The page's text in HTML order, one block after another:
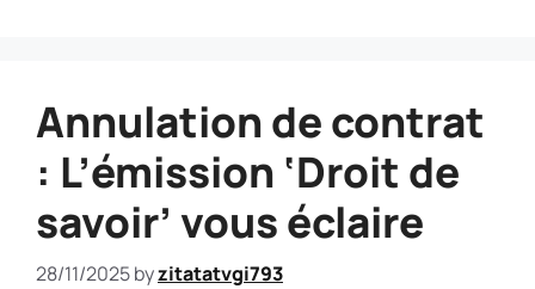
Annulation de contrat
: L’émission ‘Droit de
savoir’ vous éclaire
28/11/2025byzitatatvgi793